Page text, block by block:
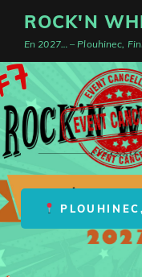
ROCK'N
En 2027… – Plouhinec,